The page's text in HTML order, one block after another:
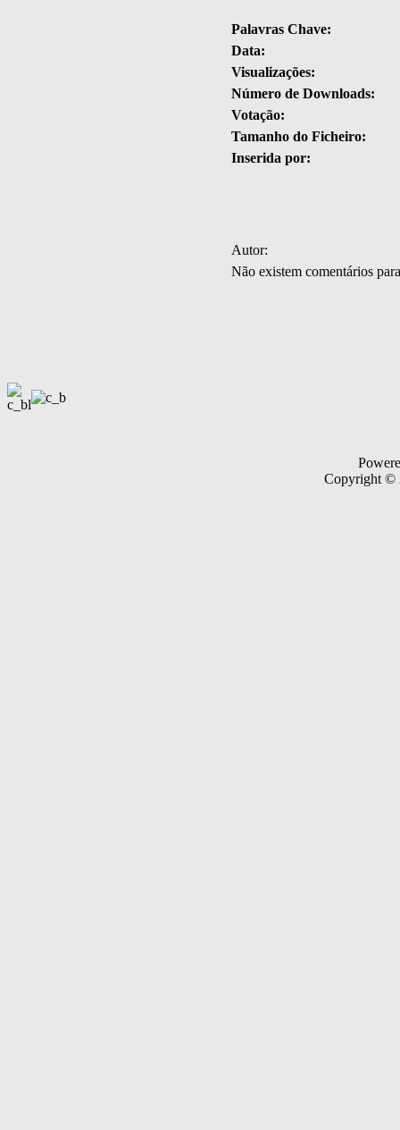
Palavras Chave:
Data:
Visualizações:
Número de Downloads:
Votação:
Tamanho do Ficheiro:
Inserida por:
Autor:
Não existem comentários
Copyright ©